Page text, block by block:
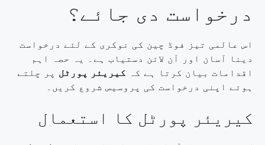
درخواست دی جائے؟
اس عالمی تیز فوڈ چین کی نوکری کے لئے درخواست
دینا آسان اور آن لائن دستیاب ہے۔ یہ حصہ اہم
اقدامات بیان کرتا ہے کہ کیریئر پورٹل پر چلتے
ہوئے اپنی درخواست کی پروسیس شروع کریں۔
کیریئر پورٹل کا استعمال